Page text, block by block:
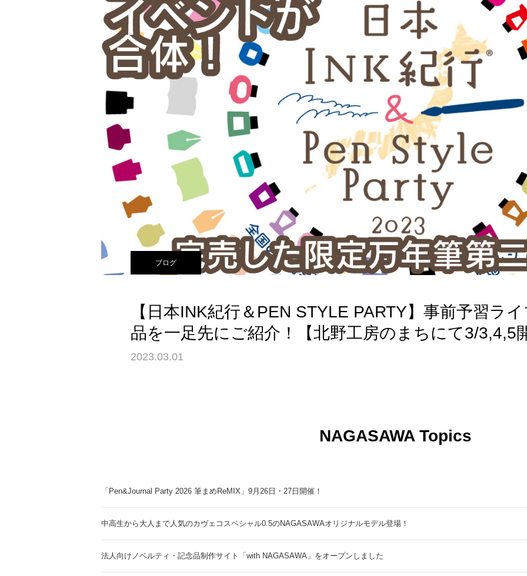
ブログ
【日本INK紀行＆PEN STYLE PARTY】事前予習ラ
品を一足先にご紹介！【北野工房のまちにて3/3,4,5
2023.03.01
NAGASAWA Topics
「Pen&Journal Party 2026 筆まめReMIX」9月26日・27日開催！
中高生から大人まで人気のカヴェコスペシャル0.5のNAGASAWAオリジナルモデル登場！
法人向けノベルティ・記念品制作サイト「with NAGASAWA」をオープンしました